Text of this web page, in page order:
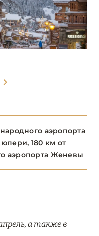
6
3
АЛЬПЫ
аэропорта
180 км от
аэропорта Женевы
а также в